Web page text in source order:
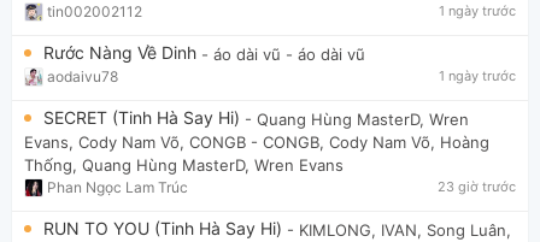
tin002002112 1 ngày trước
Rước Nàng Về Dinh - áo dài vũ - áo dài vũ
aodaivu78 1 ngày trước
SECRET (Tinh Hà Say Hi) - Quang Hùng MasterD, Wren
Evans, Cody Nam Võ, CONGB - CONGB, Cody Nam Võ, Hoàng
Thống, Quang Hùng MasterD, Wren Evans
Phan Ngọc Lam Trúc 23 giờ trước
RUN TO YOU (Tinh Hà Say Hi) - KIMLONG, IVAN, Song Luân,